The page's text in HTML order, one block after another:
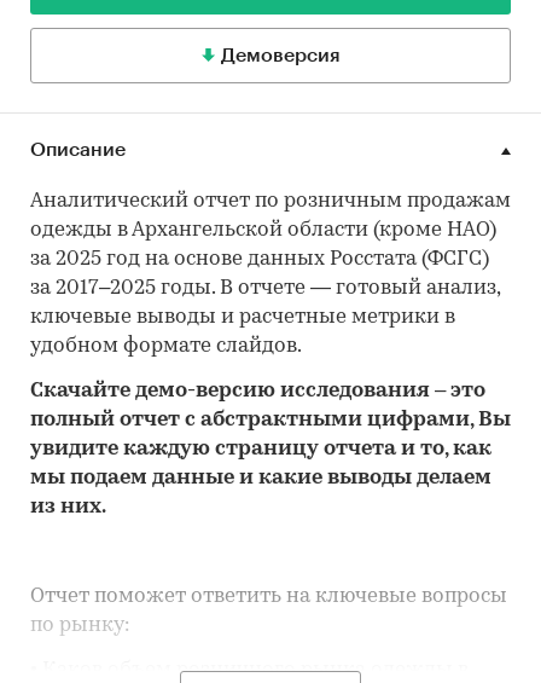
Демоверсия
Описание
Аналитический отчет по розничным продажам
одежды в Архангельской области (кроме НАО)
за 2025 год на основе данных Росстата (ФСГС)
за 2017–2025 годы. В отчете — готовый анализ,
ключевые выводы и расчетные метрики в
удобном формате слайдов.
Скачайте демо-версию исследования – это
полный отчет с абстрактными цифрами, Вы
увидите каждую страницу отчета и то,как
мы подаем данные и какие выводы делаем
из них.
Отчет поможет ответить на ключевые вопросы
по рынку:
• Каков объем розничного рынка одежды в